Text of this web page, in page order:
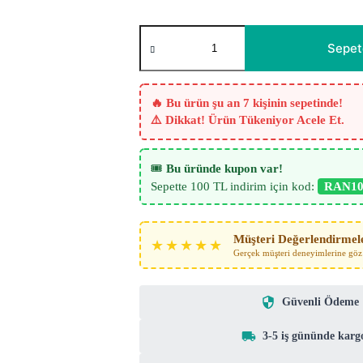
Safir
Saten
Perde
–
Turuncu
adet
🔥 Bu ürün şu an 7 kişinin sepetinde!
⚠️ Dikkat! Ürün Tükeniyor Acele Et.
🎟️ Bu üründe kupon var!
Sepette 100 TL indirim için kod:
★★★★★ Müşteri
Gerçek müşteri deneyimlerine göz
Güvenli Ödeme
3-5 iş gününde